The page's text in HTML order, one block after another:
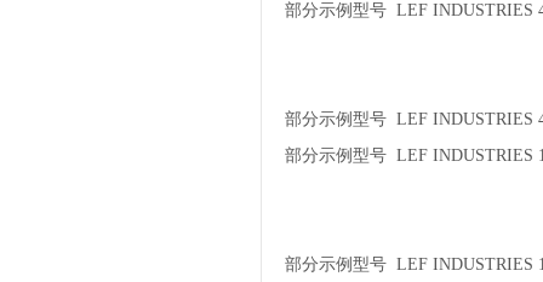
部分示例型号 LEF INDUSTRIES
部分示例型号 LEF INDUSTRIES
部分示例型号 LEF INDUSTRIES
部分示例型号 LEF INDUSTRIES